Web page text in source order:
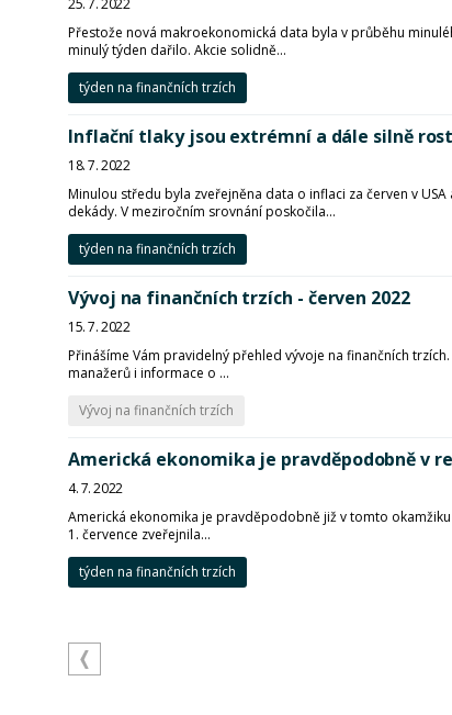
25. 7. 2022
Přestože nová makroekonomická data byla v průběhu
minulý týden dařilo. Akcie solidně...
týden na finančních trzích
Inflační tlaky jsou extrémní a dále silně
18. 7. 2022
Minulou středu byla zveřejněna data o inflaci za červen v
dekády. V meziročním srovnání poskočila...
týden na finančních trzích
Vývoj na finančních trzích - červen 2022
15. 7. 2022
Přinášíme Vám pravidelný přehled vývoje na finančních
manažerů i informace o ...
Vývoj na finančních trzích
Americká ekonomika je pravděpodobně v
4. 7. 2022
Americká ekonomika je pravděpodobně již v tomto
1. července zveřejnila...
týden na finančních trzích